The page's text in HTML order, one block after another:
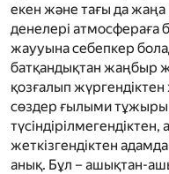
екен және тағы да жаңа
денелері атмосфераға
жаууына себепкер
батқандықтан жаңбыр
қозғалып
сөздер ғылыми
жеткізгендіктен
анық. Бұл – ашықтан-